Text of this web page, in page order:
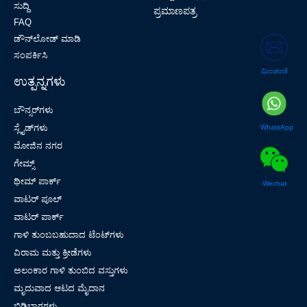
ಸುದ್ದಿ
FAQ
ಡೌನ್‌ಲೋಡ್ ಮಾಡಿ
ಸಂಪರ್ಕಿಸಿ
ಪ್ರಮಾಣಪತ್ರ
ಉತ್ಪನ್ನಗಳು
ಬೌನ್ಸರ್‌ಗಳು
ಸ್ಲೈಡ್‌ಗಳು
ಮೋಜಿನ ನಗರ
ಗೇಮ್ಸ್
ಥೀಮ್ ಪಾರ್ಕ್
ವಾಟರ್ ಪೂಲ್
ವಾಟರ್ ಪಾರ್ಕ್
ಗಾಳಿ ತುಂಬಬಹುದಾದ ಟೆಂಟ್‌ಗಳು
ವಿರಾಮ ಮತ್ತು ಕ್ರೀಡೆಗಳು
ಅಲಂಕಾರ ಗಾಳಿ ತುಂಬಿದ ವಸ್ತುಗಳು
ಮೃದುವಾದ ಆಟದ ಮೈದಾನ
ಮಿಂಚಂಚೆ
WhatsApp
Wechat